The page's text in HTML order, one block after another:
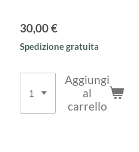
30,00 €
Spedizione gratuita
Aggiungi
al
carrello